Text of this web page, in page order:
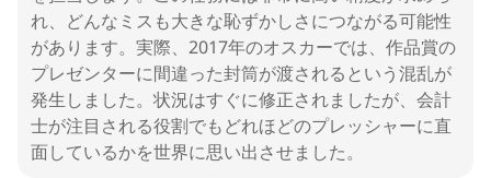
れ、どんなミスも大きな恥ずかしさにつながる可能性
があります。実際、2017年のオスカーでは、作品賞の
プレゼンターに間違った封筒が渡されるという混乱が
発生しました。状況はすぐに修正されましたが、会計
士が注目される役割でもどれほどのプレッシャーに直
面しているかを世界に思い出させました。